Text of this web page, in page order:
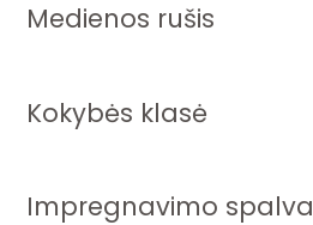
Medienos rušis
Kokybės klasė
Impregnavimo spalva